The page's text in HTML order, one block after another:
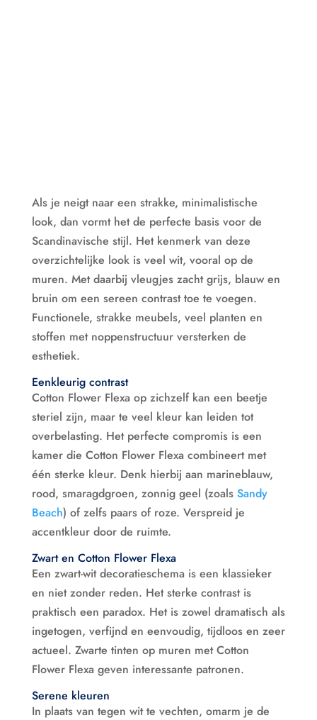
Als je neigt naar een strakke, minimalistische
look, dan vormt het de perfecte basis voor de
Scandinavische stijl. Het kenmerk van deze
overzichtelijke look is veel wit, vooral op de
muren. Met daarbij vleugjes zacht grijs, blauw en
bruin om een sereen contrast toe te voegen.
Functionele, strakke meubels, veel planten en
stoffen met noppenstructuur versterken de
esthetiek.
Eenkleurig contrast
Cotton Flower Flexa op zichzelf kan een beetje
steriel zijn, maar te veel kleur kan leiden tot
overbelasting. Het perfecte compromis is een
kamer die Cotton Flower Flexa combineert met
één sterke kleur. Denk hierbij aan marineblauw,
rood, smaragdgroen, zonnig geel (zoals Sandy
Beach) of zelfs paars of roze. Verspreid je
accentkleur door de ruimte.
Zwart en Cotton Flower Flexa
Een zwart-wit decoratieschema is een klassieker
en niet zonder reden. Het sterke contrast is
praktisch een paradox. Het is zowel dramatisch als
ingetogen, verfijnd en eenvoudig, tijdloos en zeer
actueel. Zwarte tinten op muren met Cotton
Flower Flexa geven interessante patronen.
Serene kleuren
In plaats van tegen wit te vechten, omarm je de